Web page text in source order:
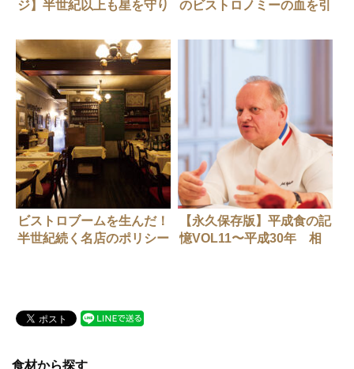
ジ】半世紀以上も星を守り
「マルク・エーベルラン」
さん
のビストロノミーの血を引
ビストロブームを生んだ！
半世紀続く名店のポリシー
【永久保存版】平成食の記
憶VOL11〜平成30年 相
食材から探す